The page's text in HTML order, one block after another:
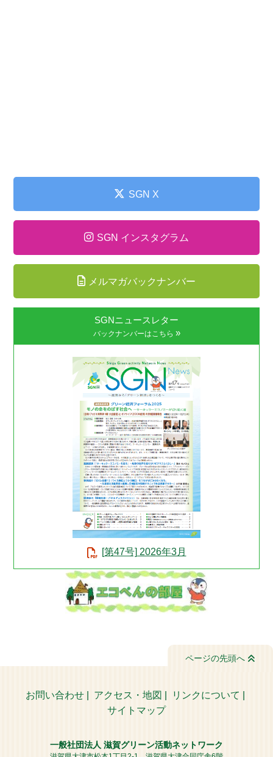
SGN X
SGN インスタグラム
メルマガバックナンバー
SGNニュースレター
バックナンバーはこちら »
[第47号] 2026年3月
ページの先頭へ
お問い合わせ アクセス・地図 リンクについて
サイトマップ
一般社団法人 滋賀グリーン活動ネットワーク